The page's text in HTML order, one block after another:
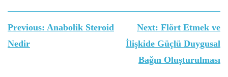
Yazı
gezinmesi
Previous: Anabolik Steroid
Nedir
Next: Flört Etmek ve
İlişkide Güçlü Duygusal
Bağın Oluşturulması